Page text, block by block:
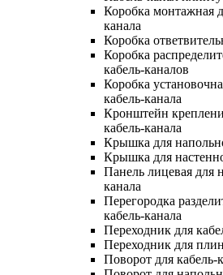
Коробка монтажная
канала
Коробка
Коробка
кабель-каналов
Коробка
кабель-канала
Кронштейн
кабель-канала
Крышка для
Крышка для
Панель лицевая для
канала
Перегородка
кабель-канала
Переходник для
Переходник для
Поворот для кабель-